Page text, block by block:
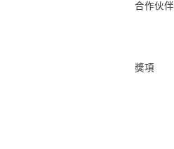
合作伙伴
獎項